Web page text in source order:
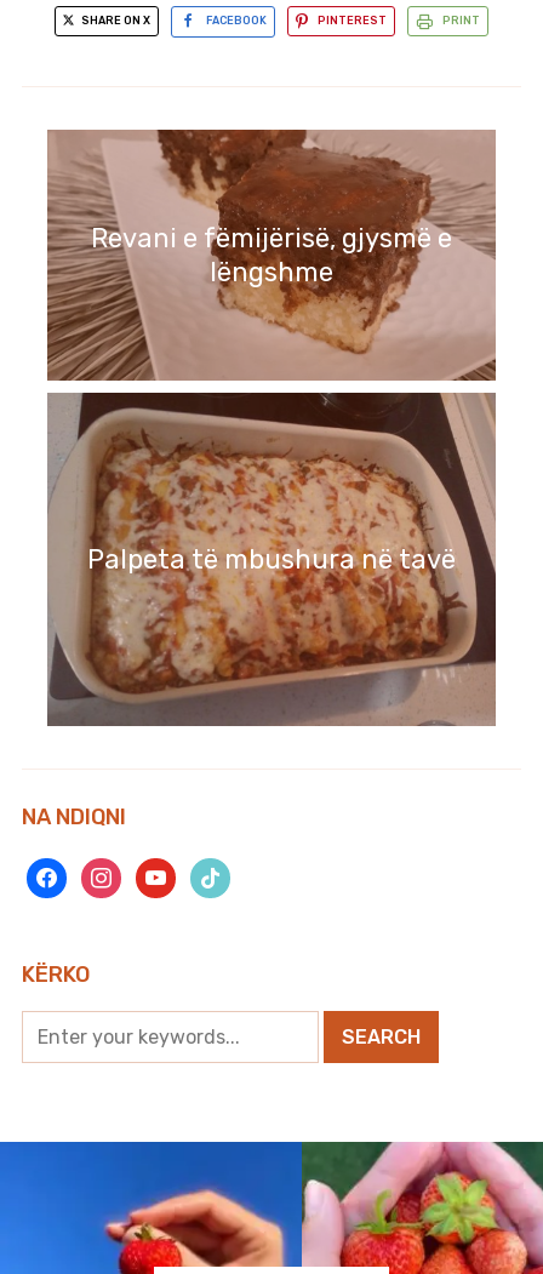
SHARE ON X FACEBOOK PINTEREST PRINT
Revani e fëmijërisë, gjysmë e
lëngshme
Palpeta të mbushura në tavë
NA NDIQNI
facebookinstagramyoutubetiktok
KËRKO